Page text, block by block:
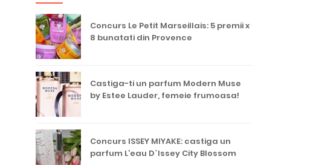
Concurs Le Petit Marseillais: 5 premii x
8 bunatati din Provence
Castiga-ti un parfum Modern Muse
by Estee Lauder, femeie frumoasa!
Concurs ISSEY MIYAKE: castiga un
parfum L’eau D`Issey City Blossom